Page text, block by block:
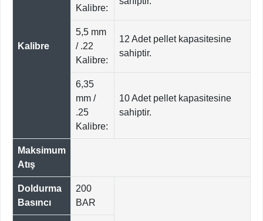
Kalibre
Kalibre:
5,5 mm
/ .22
Kalibre:
12 Adet pellet kapasitesine
sahiptir.
6,35
mm /
.25
Kalibre:
10 Adet pellet kapasitesine
sahiptir.
Maksimum
Atış
Doldurma
Basıncı
200
BAR